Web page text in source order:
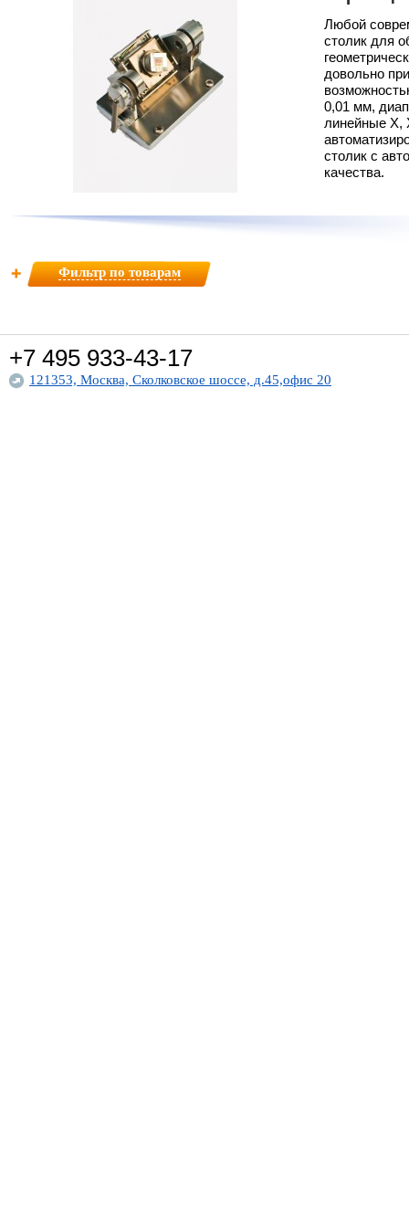
Любой
столик для
довольно
0,01 мм,
линейные X,
столик с
качества.
Фильтр по товарам
Порошковые материалы
Стали и сплавы
Сырье для
производства
ФИЛЬТР ПО НАЗВАНИЮ
Применить фильтр
+7 495 933-43-17
121353, Москва, Сколковское шоссе, д.45,офис 20